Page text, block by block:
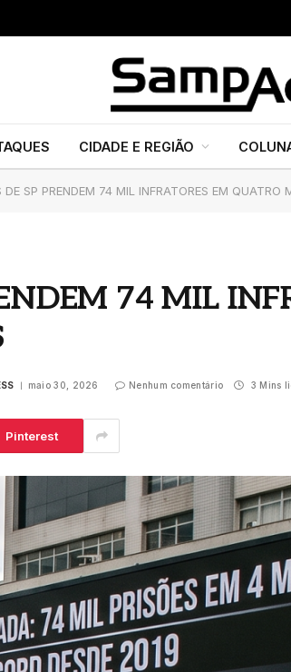
CIDADE E REGIÃO
DE SP PRENDEM 74 MIL INFRATORES EM QUATRO
74 MIL
maio 30, 2026 Nenhum comentário 3 Mins
Pinterest